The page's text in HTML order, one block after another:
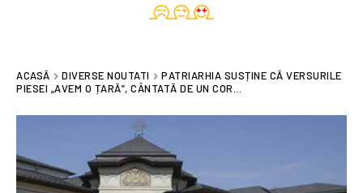
ACASĂ DIVERSE NOUTATI
PATRIARHIA SUSȚINE CĂ VERSURILE
PIESEI „AVEM O ȚARĂ”, CÂNTATĂ DE UN COR...